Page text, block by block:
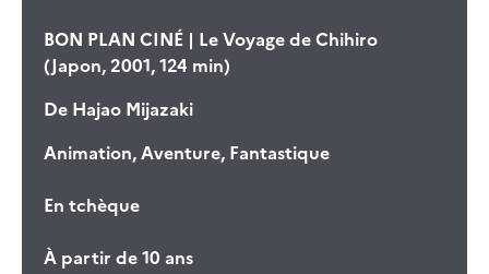
BON PLAN CINÉ | Le Voyage de Chihiro
(Japon, 2001, 124 min)
De Hajao Mijazaki
Animation, Aventure, Fantastique
En tchèque
À partir de 10 ans